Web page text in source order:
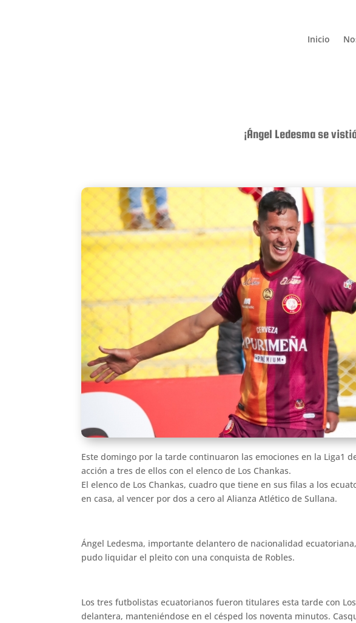
Inicio
¡Ángel Ledesma se
Este domingo por la tarde continuaron las emociones en la Liga1
acción a tres de ellos con el elenco de Los Chankas.
El elenco de Los Chankas, cuadro que tiene en sus filas a los
en casa, al vencer por dos a cero al Alianza Atlético de Sullana.
Ángel Ledesma, importante delantero de nacionalidad
pudo liquidar el pleito con una conquista de Robles.
Los tres futbolistas ecuatorianos fueron titulares esta tarde con
delantera, manteniéndose en el césped los noventa minutos.